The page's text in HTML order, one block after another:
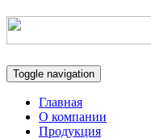
Toggle navigation
Главная
О компании
Продукция